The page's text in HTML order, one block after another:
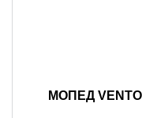
МОПЕД